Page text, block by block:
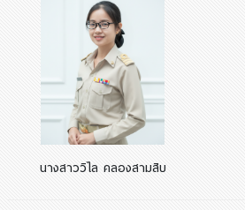
นางสาววิไล คลองสามสิบ